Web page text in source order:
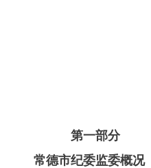
第一部分
常德市纪委监委概况